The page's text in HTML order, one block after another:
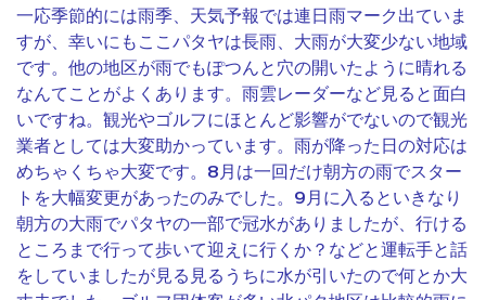
一応季節的には雨季、天気予報では連日雨マーク出ていま
すが、幸いにもここパタヤは長雨、大雨が大変少ない地域
です。他の地区が雨でもぽつんと穴の開いたように晴れる
なんてことがよくあります。雨雲レーダーなど見ると面白
いですね。観光やゴルフにほとんど影響がでないので観光
業者としては大変助かっています。雨が降った日の対応は
めちゃくちゃ大変です。8月は一回だけ朝方の雨でスター
トを大幅変更があったのみでした。9月に入るといきなり
朝方の大雨でパタヤの一部で冠水がありましたが、行ける
ところまで行って歩いて迎えに行くか？などと運転手と話
をしていましたが見る見るうちに水が引いたので何とか大